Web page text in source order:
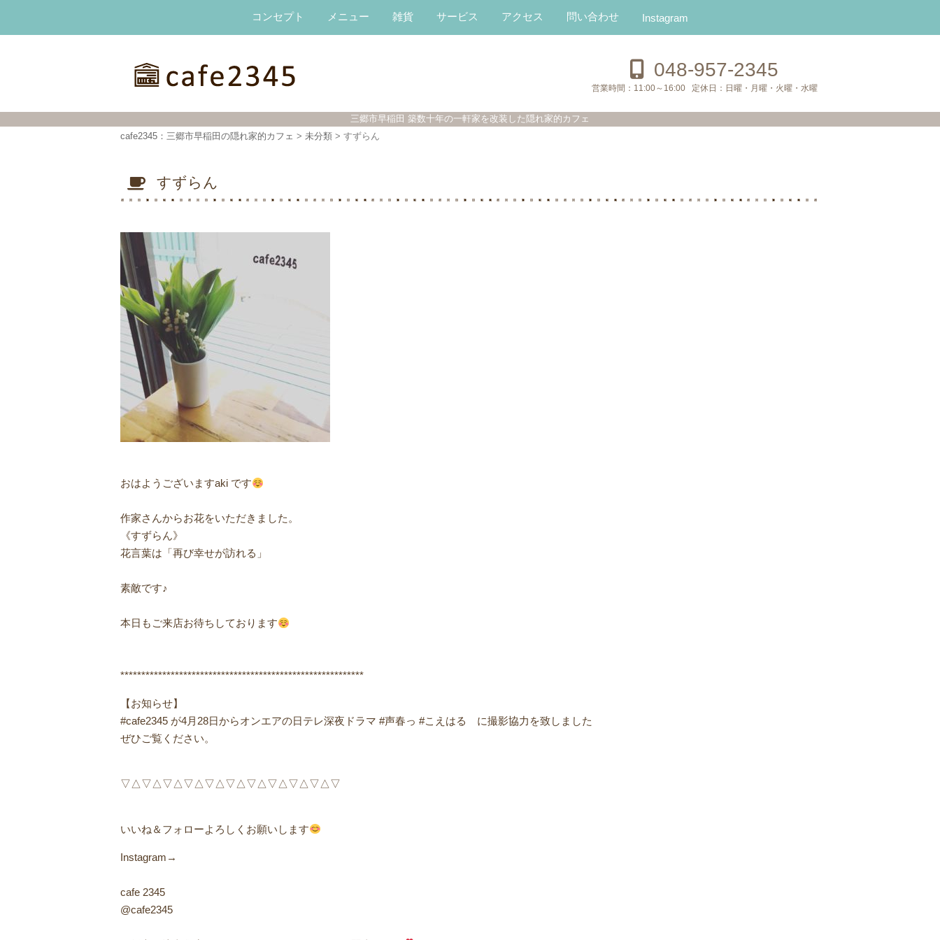
048-957-2345
営業時間： 11:00～16:00 定休日： 日曜・月曜・火曜・水曜
三郷市早稲田 築数十年の一軒家を改装した隠れ家的カフェ
コンセプト メニュー 雑貨 サービス アクセス 問い合わせ Instagram
cafe2345：三郷市早稲田の隠れ家的カフェ > 未分類 > すずらん
すずらん
おはようございますaki です
作家さんからお花をいただきました。ㅤ
《すずらん》ㅤ
花言葉は「再び幸せが訪れる」ㅤ
素敵です♪ㅤ
本日もご来店お待ちしております
**********************************************************
【お知らせ】
#cafe2345 が4月28日からオンエアの日テレ深夜ドラマ #声春っ #こえはる に撮影協力を致しました
ぜひご覧ください。
▽△▽△▽△▽△▽△▽△▽△▽△▽△▽△▽ ㅤ
いいね＆フォローよろしくお願いします
Instagram→
cafe 2345
@cafe2345